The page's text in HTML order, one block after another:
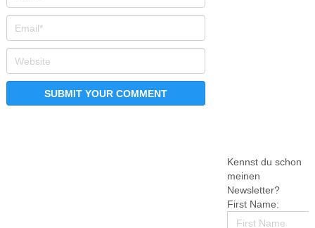
Kennst du schon
meinen
Newsletter?
First Name: